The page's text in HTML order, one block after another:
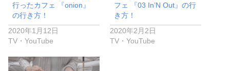
行ったカフェ 『onion』
の行き方！
2020年1月12日
TV・YouTube
フェ 『03 In’N Out』の行
き方！
2020年2月2日
TV・YouTube